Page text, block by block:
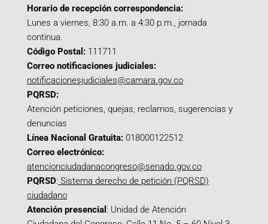
Horario de recepción correspondencia:
Lunes a viernes, 8:30 a.m. a 4:30 p.m., jornada
continua.
Código Postal: 111711
Correo notificaciones judiciales:
notificacionesjudiciales@camara.gov.co
PQRSD:
Atención peticiones, quejas, reclamos, sugerencias y
denuncias
Línea Nacional Gratuita: 018000122512
Correo electrónico:
atencionciudadanacongreso@senado.gov.co
PQRSD: Sistema derecho de petición (PQRSD)
ciudadano
Atención presencial : Unidad de Atención